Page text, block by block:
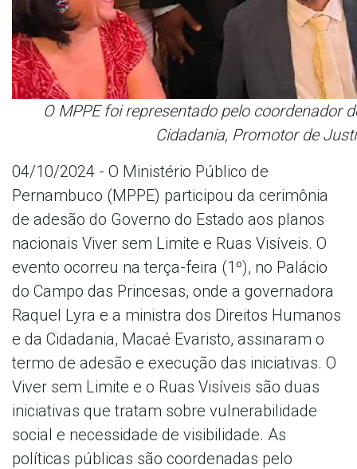
O MPPE foi representado pelo coordenador
Cidadania, Promotor de
04/10/2024 - O Ministério Público de
Pernambuco (MPPE) participou da cerimônia
de adesão do Governo do Estado aos planos
nacionais Viver sem Limite e Ruas Visíveis. O
evento ocorreu na terça-feira (1º), no Palácio
do Campo das Princesas, onde a governadora
Raquel Lyra e a ministra dos Direitos Humanos
e da Cidadania, Macaé Evaristo, assinaram o
termo de adesão e execução das iniciativas. O
Viver sem Limite e o Ruas Visíveis são duas
iniciativas que tratam sobre vulnerabilidade
social e necessidade de visibilidade. As
políticas públicas são coordenadas pelo